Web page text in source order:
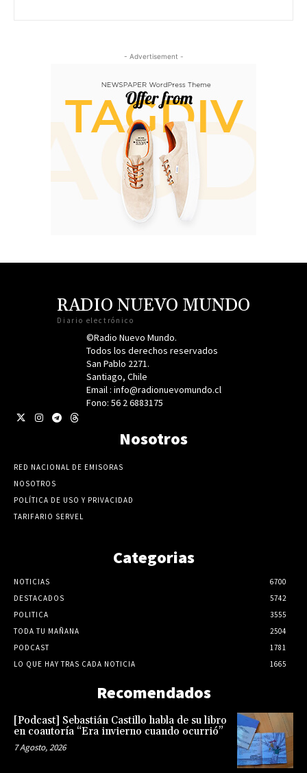
- Advertisement -
RADIO NUEVO MUNDO
Diario electrónico
©Radio Nuevo Mundo.
Todos los derechos reservados
San Pablo 2271.
Santiago, Chile
Email : info@radionuevomundo.cl
Fono: 56 2 6883175
Nosotros
RED NACIONAL DE EMISORAS
NOSOTROS
POLÍTICA DE USO Y PRIVACIDAD
TARIFARIO SERVEL
Categorias
NOTICIAS
6700
DESTACADOS
5742
POLITICA
3555
TODA TU MAÑANA
2504
PODCAST
1781
LO QUE HAY TRAS CADA NOTICIA
1665
Recomendados
[Podcast] Sebastián Castillo habla de su libro
en coautoría “Era invierno cuando ocurrió”
7 Agosto, 2026